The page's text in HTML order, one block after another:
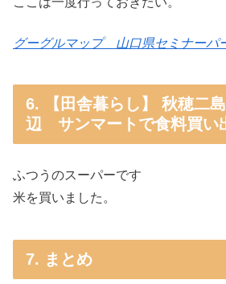
グーグルマップ 山口県セミナーパ
6. 【田舎暮らし】 秋穂二
辺 サンマートで食料買い
ふつうのスーパーです
米を買いました。
7. まとめ